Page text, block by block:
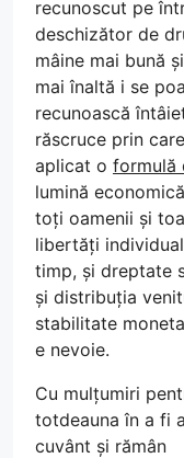
recunoscut pe
deschizător de
mâine mai bună
mai înaltă i se
recunoască
răscruce prin
aplicat o formulă
lumină
toți oamenii și
libertăți
timp, și dreptate
și distribuția
stabilitate
e nevoie.
Cu mulțumiri
totdeauna în a fi
cuvânt și rămân